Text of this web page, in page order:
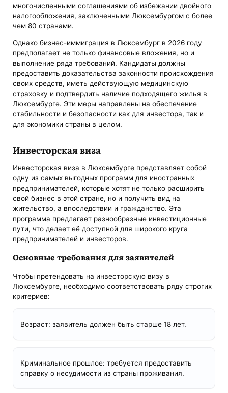
многочисленными соглашениями об избежании двойного
налогообложения, заключенными Люксембургом с более
чем 80 странами.
Однако бизнес-иммиграция в Люксембург в 2026 году
предполагает не только финансовые вложения, но и
выполнение ряда требований. Кандидаты должны
предоставить доказательства законности происхождения
своих средств, иметь действующую медицинскую
страховку и подтвердить наличие подходящего жилья в
Люксембурге. Эти меры направлены на обеспечение
стабильности и безопасности как для инвестора, так и
для экономики страны в целом.
Инвесторская виза
Инвесторская виза в Люксембурге представляет собой
одну из самых выгодных программ для иностранных
предпринимателей, которые хотят не только расширить
свой бизнес в этой стране, но и получить вид на
жительство, а впоследствии и гражданство. Эта
программа предлагает разнообразные инвестиционные
пути, что делает её доступной для широкого круга
предпринимателей и инвесторов.
Основные требования для заявителей
Чтобы претендовать на инвесторскую визу в
Люксембурге, необходимо соответствовать ряду строгих
критериев:
Возраст: заявитель должен быть старше 18 лет.
Криминальное прошлое: требуется предоставить
справку о несудимости из страны проживания.